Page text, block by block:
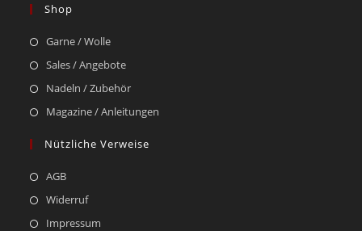
Shop
Garne / Wolle
Sales / Angebote
Nadeln / Zubehör
Magazine / Anleitungen
Nützliche Verweise
AGB
Widerruf
Impressum